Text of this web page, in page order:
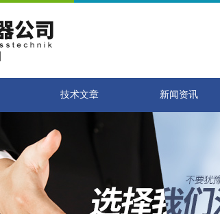
技术文章 新闻资讯